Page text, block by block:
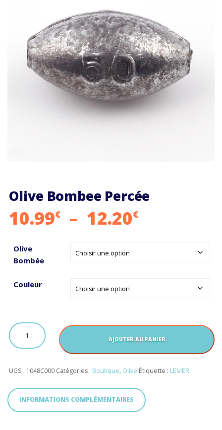
Olive Bombee Percée
10.99€ – 12.20€Plage
12.20€
Olive
Bombée
Couleur
quantité
de
Olive
Percée
AJOUTER AU PANIER
UGS : 1048C000 Catégories : Boutique, Olive Étiquette : LEMER
INFORMATIONS COMPLÉMENTAIRES